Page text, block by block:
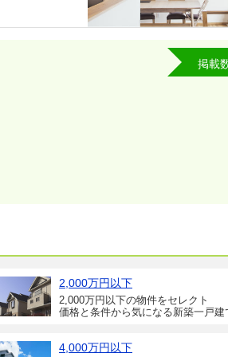
掲載
2,000万円以下
2,000万円以下の物件をセレクト
価格と条件から気になる新築一戸建
4,000万円以下